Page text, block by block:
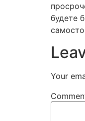
будете
Your